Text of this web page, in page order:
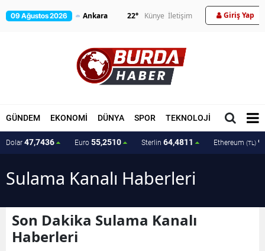
09 Ağustos 2026 22° Künye İletişim Giriş Yap
GÜNDEM EKONOMİ DÜNYA SPOR TEKNOLOJİ MAGAZİN
Dolar 47,7436 Euro 55,2510 Sterlin 64,4811 Ethereum (TL)
Sulama Kanalı Haberleri
Son Dakika Sulama Kanalı
Haberleri